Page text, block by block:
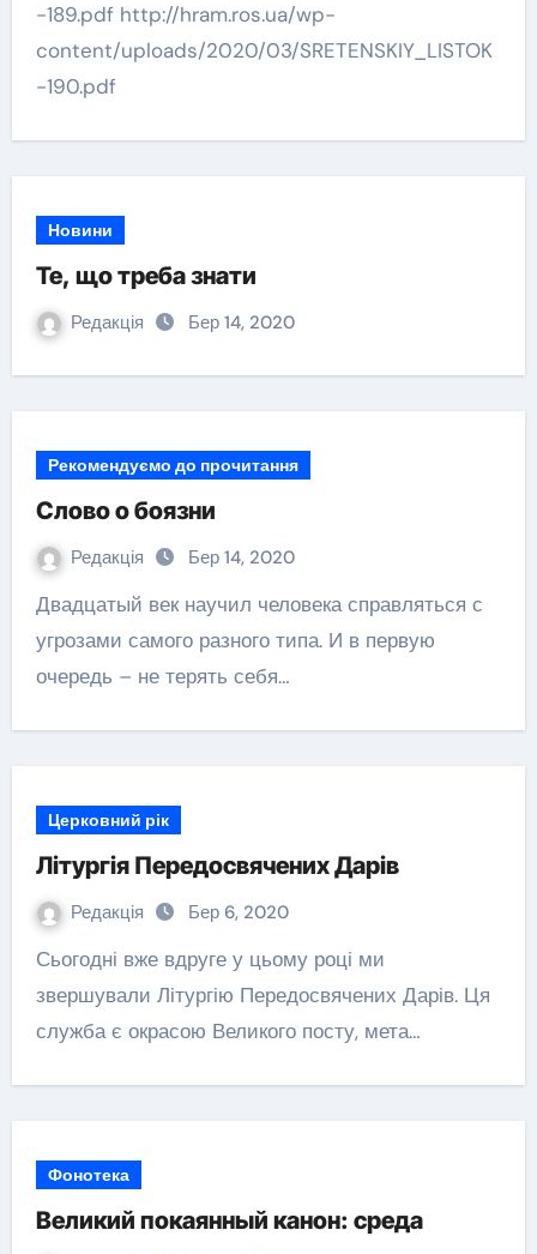
-189.pdf http://hram.ros.ua/wp-
content/uploads/2020/03/SRETENSKIY_LISTOK
-190.pdf
Новини
Те, що треба знати
Редакція Бер 14, 2020
Рекомендуємо до прочитання
Слово о боязни
Редакція Бер 14, 2020
Двадцатый век научил человека справляться с
угрозами самого разного типа. И в первую
очередь – не терять себя…
Церковний рік
Літургія Передосвячених Дарів
Редакція Бер 6, 2020
Сьогодні вже вдруге у цьому році ми
звершували Літургію Передосвячених Дарів. Ця
служба є окрасою Великого посту, мета…
Фонотека
Великий покаянный канон: среда